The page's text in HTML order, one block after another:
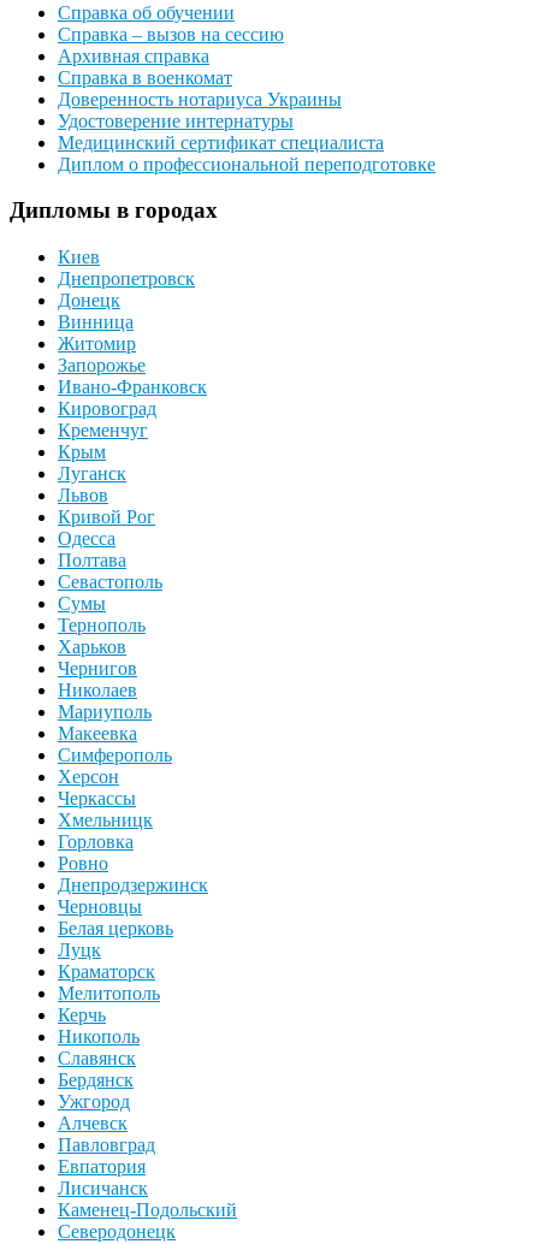
Справка об обучении
Справка – вызов на сессию
Архивная справка
Справка в военкомат
Доверенность нотариуса Украины
Удостоверение интернатуры
Медицинский сертификат специалиста
Диплом о профессиональной переподготовке
Дипломы в городах
Киев
Днепропетровск
Донецк
Винница
Житомир
Запорожье
Ивано-Франковск
Кировоград
Кременчуг
Крым
Луганск
Львов
Кривой Рог
Одесса
Полтава
Севастополь
Сумы
Тернополь
Харьков
Чернигов
Николаев
Мариуполь
Макеевка
Симферополь
Херсон
Черкассы
Хмельницк
Горловка
Ровно
Днепродзержинск
Черновцы
Белая церковь
Луцк
Краматорск
Мелитополь
Керчь
Никополь
Славянск
Бердянск
Ужгород
Алчевск
Павловград
Евпатория
Лисичанск
Каменец-Подольский
Северодонецк